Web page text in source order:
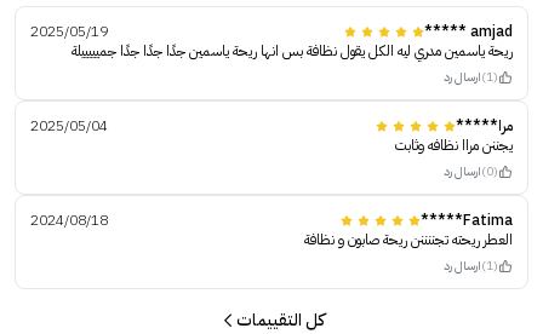
amjad *****
2025/05/19
ريحة ياسمين مدري ليه الكل يقول نظافة بس انها ريحة ياسمين جدًا جدًا جدًا جميييييلة
(1) ارسال رد
مرا*****
2025/05/04
يجننن مراا نظافه وثابت
(0) ارسال رد
Fatima*****
2024/08/18
العطر ريحته تجننننن ريحة صابون و نظافة
(1) ارسال رد
كل التقييمات